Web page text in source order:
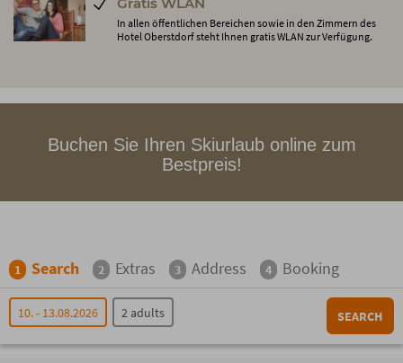
In allen öffentlichen Bereichen sowie in den Zimmern des
Hotel Oberstdorf steht Ihnen gratis WLAN zur Verfügung.
Buchen Sie Ihren Skiurlaub online zum
Bestpreis!
1 Search 2 Extras 3 Address 4 Booking
10. - 13.08.2026 2 adults SEARCH